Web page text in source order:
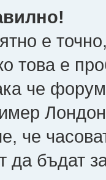
е
това е
че
че
да бъдат